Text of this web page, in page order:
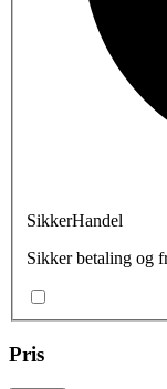
SikkerHandel
Sikker betaling og
Pris